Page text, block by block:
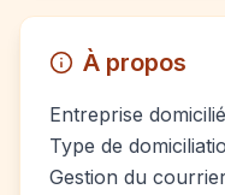
À propos
Entreprise
Type de
Gestion du